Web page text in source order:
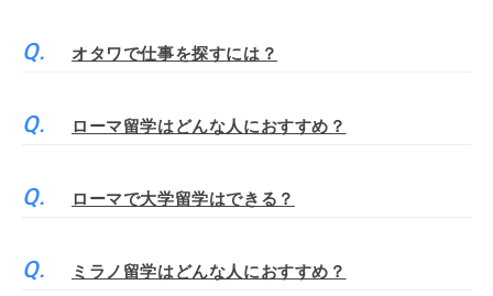
オタワで仕事を探すには？
ローマ留学はどんな人におすすめ？
ローマで大学留学はできる？
ミラノ留学はどんな人におすすめ？